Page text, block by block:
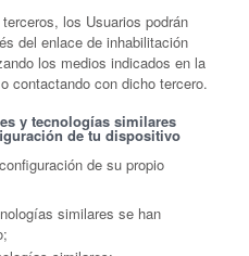
los Usuarios podrán
del enlace de inhabilitación
los medios indicados en la
contactando con dicho tercero.
y tecnologías similares
de tu dispositivo
de su propio
similares se han